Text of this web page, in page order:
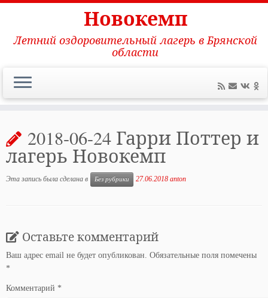
содержимому
Новокемп
Летний оздоровительный лагерь в Брянской
области
2018-06-24 Гарри Поттер и
лагерь Новокемп
Эта запись была сделана в Без рубрики 27.06.2018 anton
Оставьте комментарий
Ваш адрес email не будет опубликован. Обязательные поля помечены
*
Комментарий *